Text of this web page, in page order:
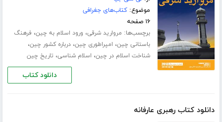
موضوع:کتاب‌های جغرافی
۱۶ صفحه
برچسب‌ها: مروارید شرقی، ورود اسلام به چین، فرهنگ
باستانی چین، امپراطوری چین،درباره کشور چین،
شناخت اسلام در چین، اسلام شناسی، تاریخ چین
دانلود کتاب
دانلود کتاب رهبری عارفانه